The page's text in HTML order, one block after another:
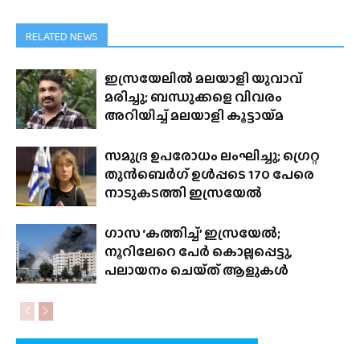
RELATED NEWS
ഇസ്രയേലിൽ മലയാളി യുവാവ്
മരിച്ചു; ബന്ധുക്കളെ വിവരം
അറിയിച്ച് മലയാളി കൂട്ടായ്‌മ
സമുദ്ര ഉപരോധം ലംഘിച്ചു; ഗ്രെറ്റ
തുൻബെർഗ് ഉൾപ്പടെ 170 പേരെ
നാടുകടത്തി ഇസ്രയേൽ
ഗാസ ‘കത്തിച്ച്’ ഇസ്രയേൽ;
നൂറിലേറെ പേർ കൊല്ലപ്പെട്ടു,
പലായനം ചെയ്‌ത് ആളുകൾ